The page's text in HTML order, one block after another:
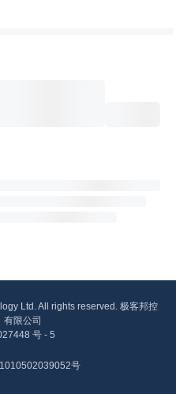
Ltd. All rights reserved. 极客邦控
有限公司
号 - 5
号